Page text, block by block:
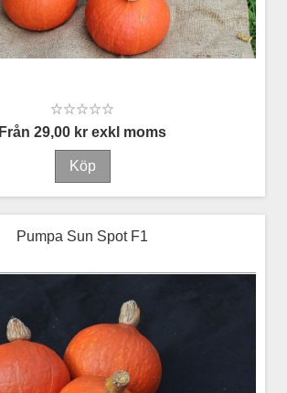
Från 29,00 kr exkl moms
Pumpa Sun Spot F1